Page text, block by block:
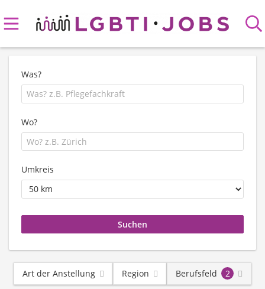
Was?
Wo?
Umkreis
Art der Anstellung Region Berufsfeld 2